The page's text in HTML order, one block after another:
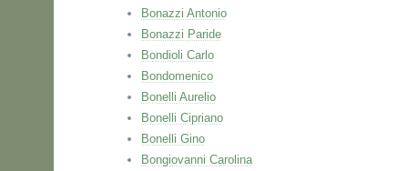
Bonazzi Antonio
Bonazzi Paride
Bondioli Carlo
Bondomenico
Bonelli Aurelio
Bonelli Cipriano
Bonelli Gino
Bongiovanni Carolina